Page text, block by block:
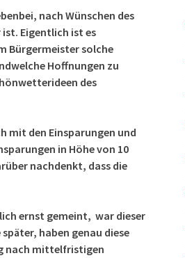
nach Wünschen des
Eigentlich ist es
Bürgermeister solche
Hoffnungen zu
des
mit den Einsparungen und
in Höhe von 10
nachdenkt, dass die
ernst gemeint, war dieser
haben genau diese
nach mittelfristigen